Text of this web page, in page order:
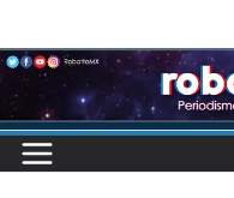
to
content